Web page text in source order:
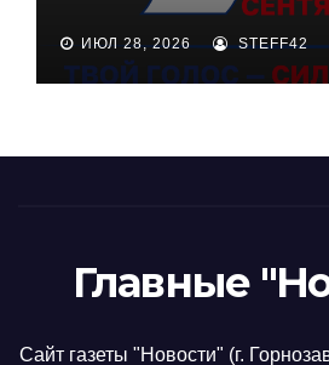
ИЮЛ 28, 2026 STEFF42
Главные
Сайт газеты "Новости" (г.